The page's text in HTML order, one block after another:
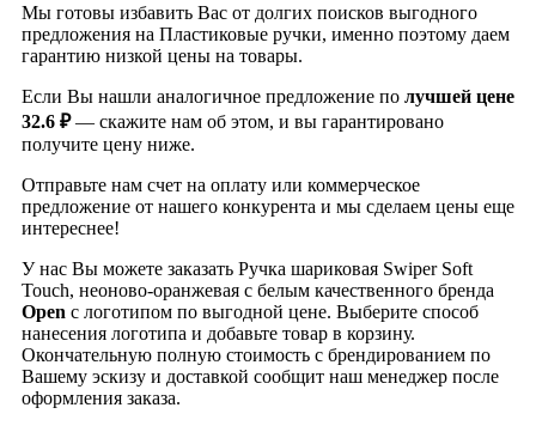
Мы готовы избавить Вас от долгих поисков выгодного
предложения на Пластиковые ручки, именно поэтому даем
гарантию низкой цены на товары.
Если Вы нашли аналогичное предложение по лучшей цене
32.6 ₽— скажите нам об этом, и вы гарантировано
получите цену ниже.
Отправьте нам счет на оплату или коммерческое
предложение от нашего конкурента и мы сделаем цены еще
интереснее!
У нас Вы можете заказать Ручка шариковая Swiper Soft
Touch, неоново-оранжевая с белым качественного бренда
Open с логотипом по выгодной цене. Выберите способ
нанесения логотипа и добавьте товар в корзину.
Окончательную полную стоимость с брендированием по
Вашему эскизу и доставкой сообщит наш менеджер после
оформления заказа.